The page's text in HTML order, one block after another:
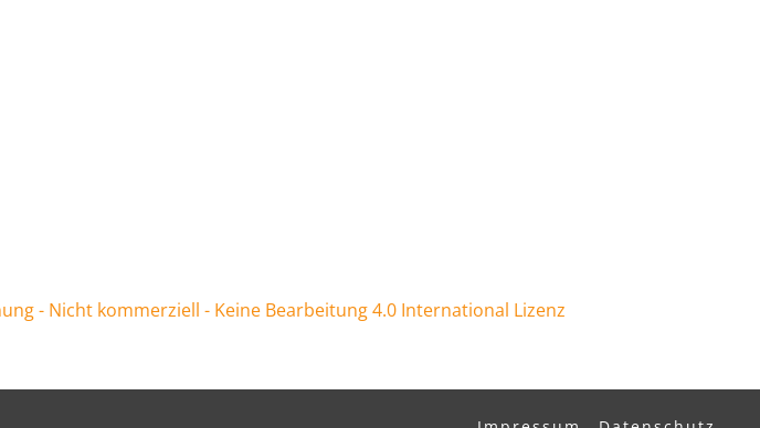
- Nicht kommerziell - Keine Bearbeitung 4.0 International Lizenz